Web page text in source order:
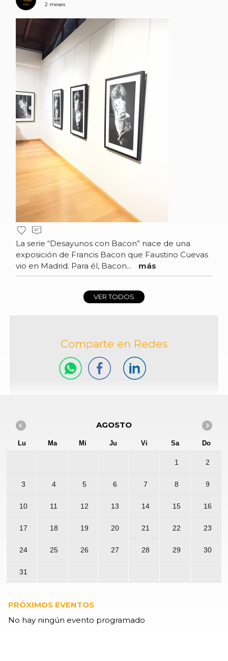
2 meses
La serie “Desayunos con Bacon” nace de una
exposición de Francis Bacon que Faustino Cuevas
vio en Madrid. Para él, Bacon...
más
VER TODOS
Comparte en Redes
AGOSTO
Lu Ma Mi Ju Vi Sa Do
1 2
3 4 5 6 7 8 9
10 11 12 13 14 15 16
17 18 19 20 21 22 23
24 25 26 27 28 29 30
31
PRÓXIMOS EVENTOS
No hay ningún evento programado